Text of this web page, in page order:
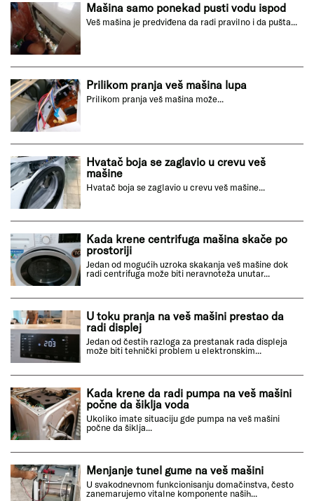
Mašina samo ponekad pusti vodu ispod
Veš mašina je predviđena da radi pravilno i da pušta...
Prilikom pranja veš mašina lupa
Prilikom pranja veš mašina može...
Hvatač boja se zaglavio u crevu veš
mašine
Hvatač boja se zaglavio u crevu veš mašine...
Kada krene centrifuga mašina skače po
prostoriji
Jedan od mogućih uzroka skakanja veš mašine dok
radi centrifuga može biti neravnoteža unutar...
U toku pranja na veš mašini prestao da
radi displej
Jedan od čestih razloga za prestanak rada displeja
može biti tehnički problem u elektronskim...
Kada krene da radi pumpa na veš mašini
počne da šiklja voda
Ukoliko imate situaciju gde pumpa na veš mašini
počne da šiklja...
Menjanje tunel gume na veš mašini
U svakodnevnom funkcionisanju domačinstva, često
zanemarujemo vitalne komponente naših...